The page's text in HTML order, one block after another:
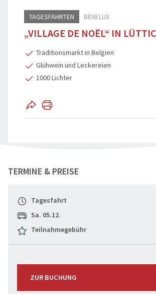
Reisegutschein
Katalogbestellung
Reisebegleiter
Grundpakete & Zustiege
TAGESFAHRTEN BENELUX
„VILLAGE DE NOËL“ IN
Traditionsmarkt in Belgien
Glühwein und Leckereien
1000 Lichter
TERMINE & PREISE
Tagesfahrt
Sa. 05.12.
Teilnahmegebühr
ZUR BUCHUNG